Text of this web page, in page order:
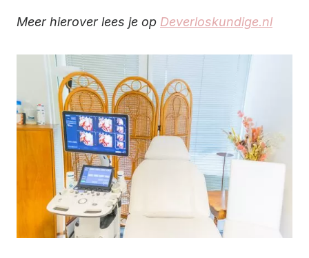
Meer hierover lees je op Deverloskundige.nl